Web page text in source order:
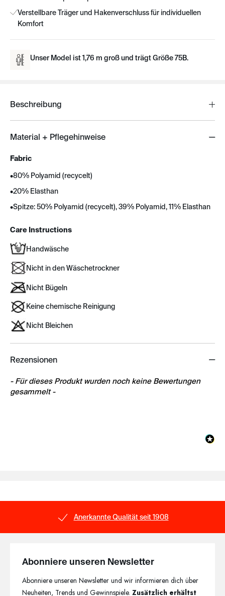
Verstellbare Träger und Hakenverschluss für individuellen
Komfort
Unser Model ist 1,76 m groß und trägt Größe 75B.
Beschreibung
Material + Pflegehinweise
Fabric
•80% Polyamid (recycelt)
•20% Elasthan
•Spitze: 50% Polyamid (recycelt), 39% Polyamid, 11% Elasthan
Care Instructions
Handwäsche
Nicht in den Wäschetrockner
Nicht Bügeln
Keine chemische Reinigung
Nicht Bleichen
Rezensionen
- Für dieses Produkt wurden noch keine Bewertungen
gesammelt -
New content loaded
Anerkannte Qualität seit 1908
Abonniere unseren Newsletter
Abonniere unseren Newsletter und wir informieren dich über
Neuheiten, Trends und Gewinnspiele.Zusätzlich erhältst